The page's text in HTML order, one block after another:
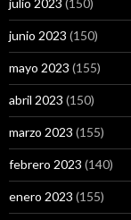
julio 2023 (150)
junio 2023 (150)
mayo 2023 (155)
abril 2023 (150)
marzo 2023 (155)
febrero 2023 (140)
enero 2023 (155)